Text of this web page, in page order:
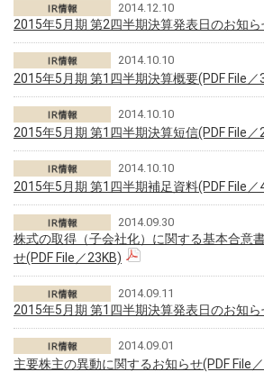
2014.12.10
2015年5月期 第2四半期決算発表日のお知ら
2014.10.10
2015年5月期 第1四半期決算概要(PDF File／
2014.10.10
2015年5月期 第1四半期決算短信(PDF File／
2014.10.10
2015年5月期 第1四半期補足資料(PDF File／
2014.09.30
株式の取得（子会社化）に関する基本合意
せ(PDF File／23KB)
2014.09.11
2015年5月期 第1四半期決算発表日のお知ら
2014.09.01
主要株主の異動に関するお知らせ(PDF File